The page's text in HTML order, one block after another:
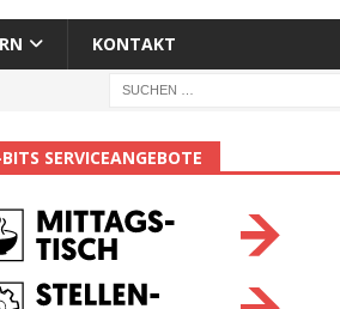
KONTAKT
SERVICEANGEBOTE